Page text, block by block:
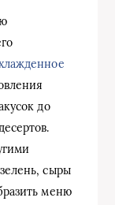
до
сыры
меню